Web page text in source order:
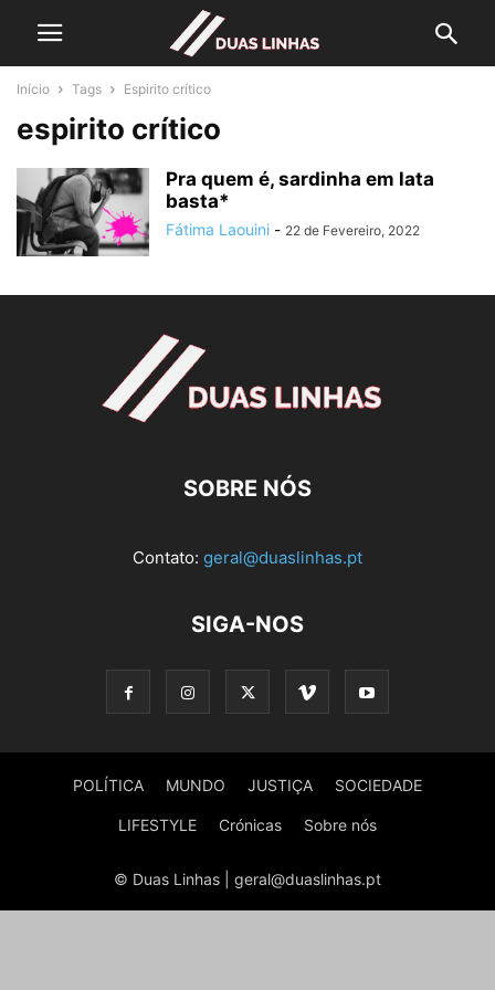
Início Tags Espirito crítico
espirito crítico
Pra quem é, sardinha em lata
basta*
Fátima Laouini - 22 de Fevereiro, 2022
SOBRE NÓS
Contato: geral@duaslinhas.pt
SIGA-NOS
POLÍTICA MUNDO JUSTIÇA SOCIEDADE
LIFESTYLE Crónicas Sobre nós
© Duas Linhas | geral@duaslinhas.pt